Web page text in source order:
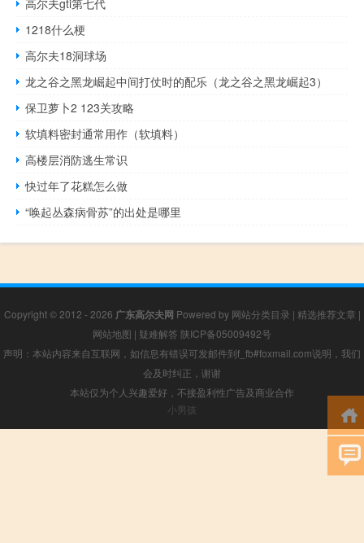
高尔夫gti第七代
1218什么梗
高尔夫18洞球场
龙之谷之黑龙崛起中间打仗时的配乐（龙之谷之黑龙崛起3）
保卫萝卜2 123关攻略
软填料密封通常用作（软填料）
高楼层消防逃生常识
快过年了花糕怎么做
“唤起丛森病骨苏”的出处是哪里
Copyright © 2012 - 2026 广东高尔夫网 Powered by 网站分类目录 | 精选推荐文章 |
网站地图 | 疑难解答 陕ICP备05009492号
声明：本站内容来自互联网，如信息有错误可发邮件到f_fb#foxmail.com说明，我们
会及时纠正，谢谢
本站仅为个人兴趣爱好，不接盈利性广告及商业合作
小男孩